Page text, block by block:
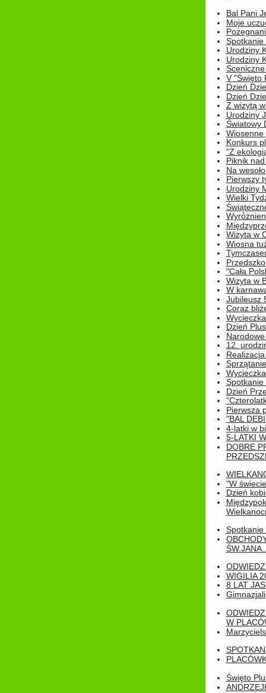
Bal Pani
Moje
Spotkanie
Urodziny
Urodziny
V "Święto
Dzień
Dzień
Z wizytą
Urodziny
Światowy
Wiosenne
Konkurs
"Z
Piknik
Na
Pierwszy
Urodziny
Wielki
Wizyta w
Wiosna
"Cała
Wizyta w
W
Jubileusz
Coraz
Dzień
12.
Spotkanie
Dzień
Pierwsza
"BAL
4-latki w
5-LATKI
DOBRE
"W
Dzień
Spotkanie
WIGILIA
8 LAT
W
Święto